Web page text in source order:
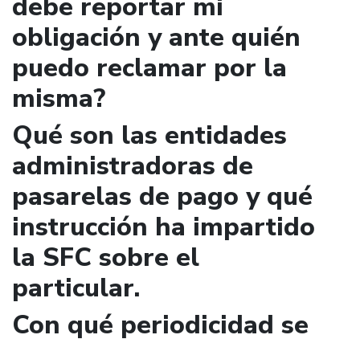
debe reportar mi
obligación y ante quién
puedo reclamar por la
misma?
Qué son las entidades
administradoras de
pasarelas de pago y qué
instrucción ha impartido
la SFC sobre el
particular.
Con qué periodicidad se